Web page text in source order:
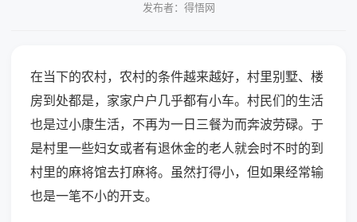
发布者：得悟网
在当下的农村，农村的条件越来越好，村里别墅、楼
房到处都是，家家户户几乎都有小车。村民们的生活
也是过小康生活，不再为一日三餐为而奔波劳碌。于
是村里一些妇女或者有退休金的老人就会时不时的到
村里的麻将馆去打麻将。虽然打得小，但如果经常输
也是一笔不小的开支。